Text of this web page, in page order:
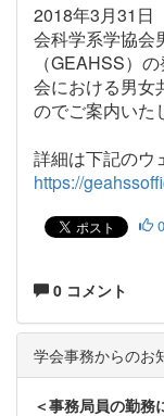
2018年3月31日
会科学系学協会
（GEAHSS） の
会における男女
のでご案内いた
詳細は下記のウ
https://
0
0 コメント
学会事務からのお
＜事務局員の勤務